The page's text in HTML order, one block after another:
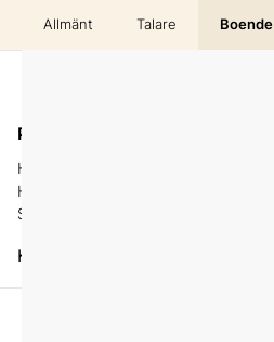
Allmänt Talare Boende
På plats
Hotell Hasselbacken
Hazeliusbacken 20
Stockholm
Karta